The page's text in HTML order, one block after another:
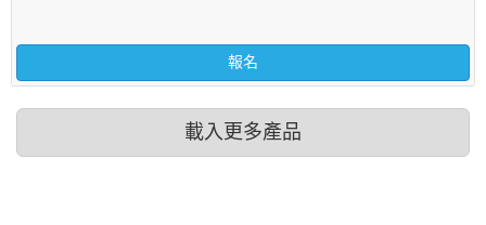
報名
載入更多產品